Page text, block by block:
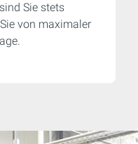
Sie stets
von maximaler